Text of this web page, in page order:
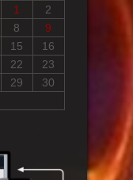
1
2
8
9
15
16
22
23
29
30